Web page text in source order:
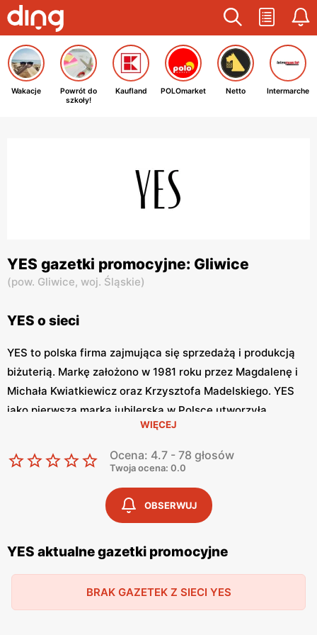
Wakacje
Powrót do
szkoły!
Kaufland POLOmarket Netto Intermarche
YES gazetki promocyjne: Gliwice
(pow. Gliwice, woj. Śląskie)
YES o sieci
YES to polska firma zajmująca się sprzedażą i produkcją
biżuterią. Markę założono w 1981 roku przez Magdalenę i
Michała Kwiatkiewicz oraz Krzysztofa Madelskiego. YES
jako pierwsza marka jubilerska w Polsce utworzyła
sprzedaż internetową oraz media społecznościowe.
Biżuterie YES tworzy zespół projektantów firmy oraz
zaproszeni artyści i projektanci.
YES – z myślą o miłośnikach biżuterii
oryginalnością. Projektanci marki tworzą swoje produkty z
myślą o kobietach, nakreślając ich wewnętrzny blask. W
ofercie sklepu znajdziemy obrączki, pierścionki, kolczyki,
naszyjnik, diamenty z certyfikatami oraz charmsy.
WIĘCEJ
Ocena: 4.7 - 78 głosów
Twoja ocena: 0.0
OBSERWUJ
YES aktualne gazetki promocyjne
BRAK GAZETEK Z SIECI YES